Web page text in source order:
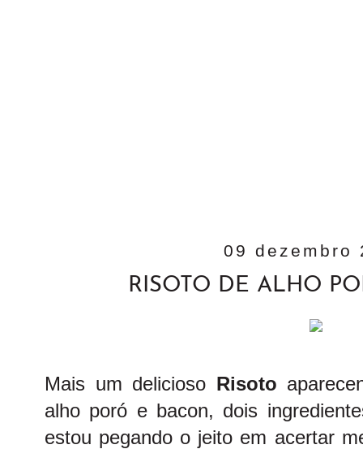
09 dezembro
RISOTO DE ALHO
Mais um delicioso Risoto
alho poró e bacon, dois
estou pegando o jeito em acertar